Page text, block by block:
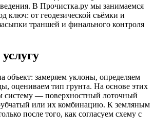
В Прочистка.ру мы занимаемся
ключ: от геодезической съёмки и
траншей и финального контроля
объект: замеряем уклоны, определяем
оцениваем тип грунта. На основе этих
систему — поверхностный лоточный
или их комбинацию. К земляным
после того, как согласуем схему с